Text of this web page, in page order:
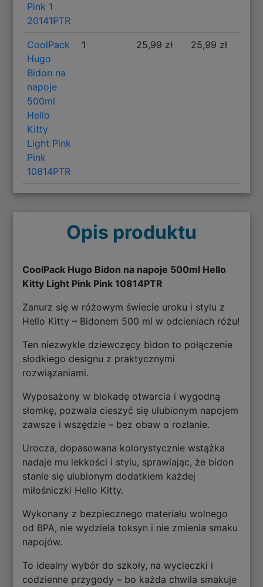
Pink 1
20141PTR
CoolPack
Hugo
Bidon na
napoje
500ml
Hello
Kitty
Light Pink
Pink
10814PTR
1 25,99 zł 25,99 zł
Opis produktu
CoolPack Hugo Bidon na napoje 500ml Hello
Kitty Light Pink Pink 10814PTR
Zanurz się w różowym świecie uroku i stylu z
Hello Kitty – Bidonem 500 ml w odcieniach różu!
Ten niezwykle dziewczęcy bidon to połączenie
słodkiego designu z praktycznymi
rozwiązaniami.
Wyposażony w blokadę otwarcia i wygodną
słomkę, pozwala cieszyć się ulubionym napojem
zawsze i wszędzie – bez obaw o rozlanie.
Urocza, dopasowana kolorystycznie wstążka
nadaje mu lekkości i stylu, sprawiając, że bidon
stanie się ulubionym dodatkiem każdej
miłośniczki Hello Kitty.
Wykonany z bezpiecznego materiału wolnego
od BPA, nie wydziela toksyn i nie zmienia smaku
napojów.
To idealny wybór do szkoły, na wycieczki i
codzienne przygody – bo każda chwila smakuje